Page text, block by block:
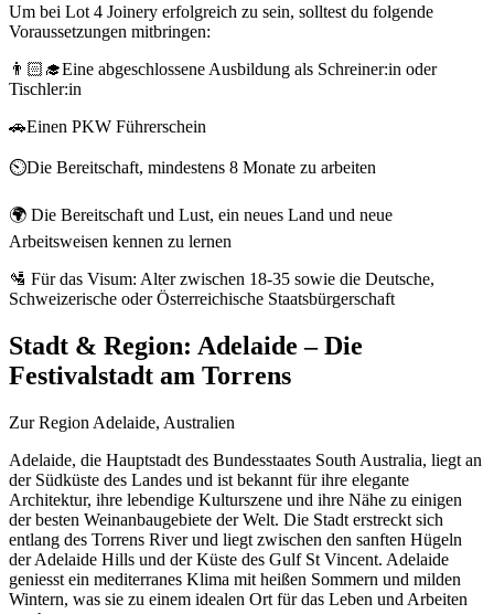
Um bei Lot 4 Joinery erfolgreich zu sein, solltest du folgende
Voraussetzungen mitbringen:
👨🏻‍🎓Eine abgeschlossene Ausbildung als Schreiner:in oder
Tischler:in
🚗Einen PKW Führerschein
⏲️Die Bereitschaft, mindestens 8 Monate zu arbeiten
🌍 Die Bereitschaft und Lust, ein neues Land und neue
Arbeitsweisen kennen zu lernen
🛂 Für das Visum: Alter zwischen 18-35 sowie die Deutsche,
Schweizerische oder Österreichische Staatsbürgerschaft
Stadt & Region: Adelaide – Die
Festivalstadt am Torrens
Zur Region Adelaide, Australien
Adelaide, die Hauptstadt des Bundesstaates South Australia, liegt an
der Südküste des Landes und ist bekannt für ihre elegante
Architektur, ihre lebendige Kulturszene und ihre Nähe zu einigen
der besten Weinanbaugebiete der Welt. Die Stadt erstreckt sich
entlang des Torrens River und liegt zwischen den sanften Hügeln
der Adelaide Hills und der Küste des Gulf St Vincent. Adelaide
geniesst ein mediterranes Klima mit heißen Sommern und milden
Wintern, was sie zu einem idealen Ort für das Leben und Arbeiten